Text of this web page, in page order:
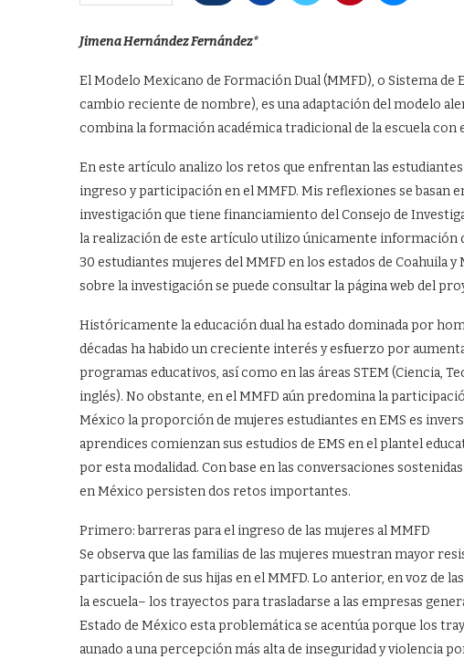
Jimena Hernández Fernández*
El Modelo Mexicano de Formación Dual (MMFD), o Sistema
cambio reciente de nombre), es una adaptación del modelo
combina la formación académica tradicional de la escuela
En este artículo analizo los retos que enfrentan las
ingreso y participación en el MMFD. Mis reflexiones se
investigación que tiene financiamiento del Consejo de
la realización de este artículo utilizo únicamente información
30 estudiantes mujeres del MMFD en los estados de
sobre la investigación se puede consultar la página web del
Históricamente la educación dual ha estado dominada por
décadas ha habido un creciente interés y esfuerzo por
programas educativos, así como en las áreas STEM (Ciencia,
inglés). No obstante, en el MMFD aún predomina la
México la proporción de mujeres estudiantes en EMS es
aprendices comienzan sus estudios de EMS en el plantel
por esta modalidad. Con base en las conversaciones
en México persisten dos retos importantes.
Primero: barreras para el ingreso de las mujeres al MMFD
Se observa que las familias de las mujeres muestran mayor
participación de sus hijas en el MMFD. Lo anterior, en voz de
la escuela– los trayectos para trasladarse a las empresas
Estado de México esta problemática se acentúa porque los
aunado a una percepción más alta de inseguridad y violencia